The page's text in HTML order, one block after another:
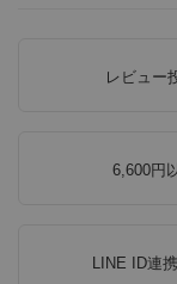
レビュー
6,600円
LINE ID連